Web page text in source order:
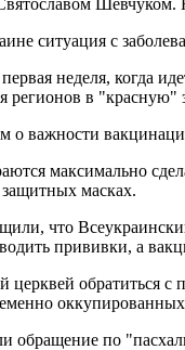
ситуация с
неделя, когда
регионов в
о важности
максимально
масках.
что
прививки, а
церквей обратиться
обращение по